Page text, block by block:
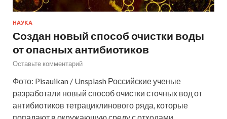
НАУКА
Создан новый способ очистки воды
от опасных антибиотиков
Оставьте комментарий
Фото: Pisauikan / Unsplash Российские ученые
разработали новый способ очистки сточных вод от
антибиотиков тетрациклинового ряда, которые